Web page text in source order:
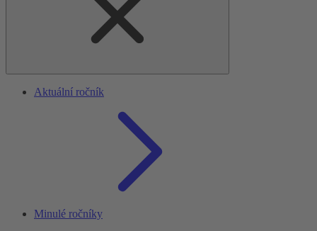
Aktuální ročník
Minulé ročníky